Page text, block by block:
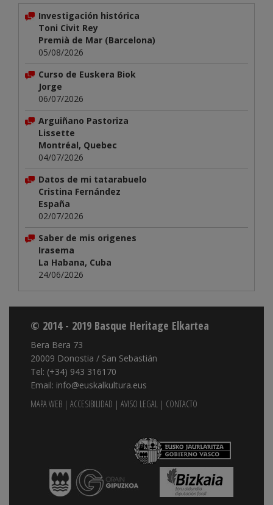
Investigación histórica
Toni Civit Rey
Premià de Mar (Barcelona)
05/08/2026
Curso de Euskera Biok
Jorge
06/07/2026
Arguiñano Pastoriza
Lissette
Montréal, Quebec
04/07/2026
Datos de mi tatarabuelo
Cristina Fernández
España
02/07/2026
Saber de mis origenes
Irasema
La Habana, Cuba
24/06/2026
© 2014 - 2019 Basque Heritage Elkartea
Bera Bera 73
20009 Donostia / San Sebastián
Tel: (+34) 943 316170
Email: info@euskalkultura.eus
MAPA WEB | ACCESIBILIDAD | AVISO LEGAL | CONTACTO